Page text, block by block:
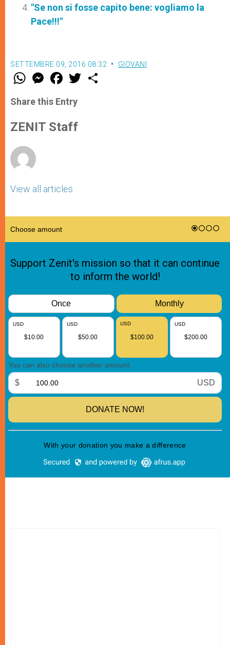
"Se non si fosse capito bene: vogliamo la
Pace!!!"
SETTEMBRE 09, 2016 08:32 GIOVANI
W
t
s
p
p
M
e
s
e
g
e
F
a
e
b
o
k
w
Share this Entry
ZENIT Staff
View all articles